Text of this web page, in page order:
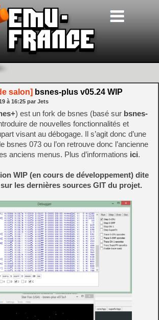
salon] bsnes-plus v05.24 WIP
à 16:25 par Jets
) est un fork de bsnes (basé sur bsnes-
de nouvelles fonctionnalités et
visant au débogage. Il s’agit donc d’une
bsnes 073 ou l’on retrouve donc l’ancienne
anciens menus. Plus d’informations ici.
WIP (en cours de développement) dite
les dernières sources GIT du projet.